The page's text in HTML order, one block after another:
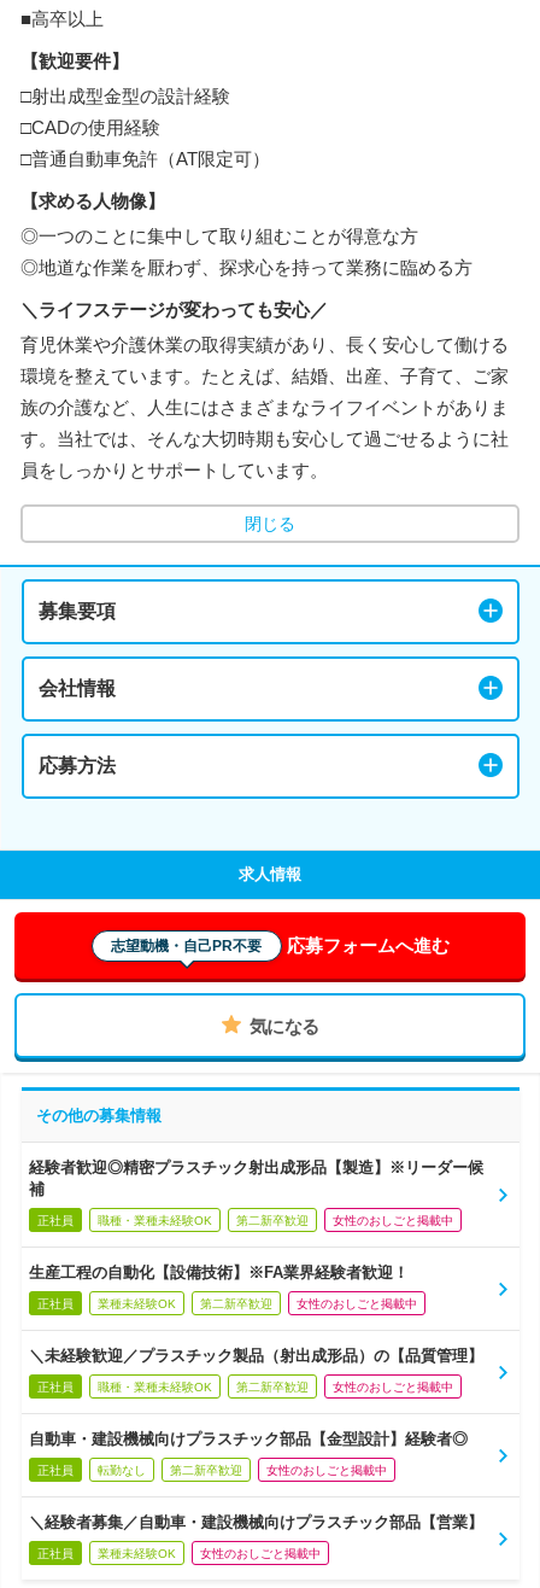
■高卒以上
【歓迎要件】
□射出成型金型の設計経験
□CADの使用経験
□普通自動車免許（AT限定可）
【求める人物像】
◎一つのことに集中して取り組むことが得意な方
◎地道な作業を厭わず、探求心を持って業務に臨める方
＼ライフステージが変わっても安心／
育児休業や介護休業の取得実績があり、長く安心して働ける
環境を整えています。たとえば、結婚、出産、子育て、ご家
族の介護など、人生にはさまざまなライフイベントがありま
す。当社では、そんな大切時期も安心して過ごせるように社
員をしっかりとサポートしています。
閉じる
募集要項
会社情報
応募方法
求人情報
志望動機・自己PR不要 応募フォームへ進む
気になる
その他の募集情報
経験者歓迎◎精密プラスチック射出成形品【製造】※リーダー候
補
正社員 職種・業種未経験OK 第二新卒歓迎 女性のおしごと掲載中
生産工程の自動化【設備技術】※FA業界経験者歓迎！
正社員 業種未経験OK 第二新卒歓迎 女性のおしごと掲載中
＼未経験歓迎／プラスチック製品（射出成形品）の【品質管理】
正社員 職種・業種未経験OK 第二新卒歓迎 女性のおしごと掲載中
自動車・建設機械向けプラスチック部品【金型設計】経験者◎
正社員 転勤なし 第二新卒歓迎 女性のおしごと掲載中
＼経験者募集／自動車・建設機械向けプラスチック部品【営業】
正社員 業種未経験OK 女性のおしごと掲載中